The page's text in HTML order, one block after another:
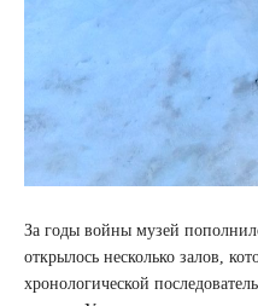
За годы войны музей
открылось несколько залов,
хронологической